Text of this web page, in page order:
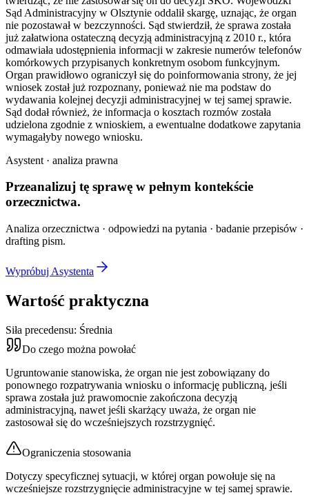
Sąd Administracyjny w Olsztynie oddalił skargę, uznając, że organ
nie pozostawał w bezczynności. Sąd stwierdził, że sprawa została
już załatwiona ostateczną decyzją administracyjną z 2010 r., która
odmawiała udostępnienia informacji w zakresie numerów telefonów
komórkowych przypisanych konkretnym osobom funkcyjnym.
Organ prawidłowo ograniczył się do poinformowania strony, że jej
wniosek został już rozpoznany, ponieważ nie ma podstaw do
wydawania kolejnej decyzji administracyjnej w tej samej sprawie.
Sąd dodał również, że informacja o kosztach rozmów została
udzielona zgodnie z wnioskiem, a ewentualne dodatkowe zapytania
wymagałyby nowego wniosku.
Asystent · analiza prawna
Przeanalizuj tę sprawę w pełnym kontekście
orzecznictwa.
Analiza orzecznictwa · odpowiedzi na pytania · badanie przepisów ·
drafting pism.
Wypróbuj Asystenta
Wartość praktyczna
Siła precedensu: Średnia
Do czego można powołać
Ugruntowanie stanowiska, że organ nie jest zobowiązany do
ponownego rozpatrywania wniosku o informację publiczną, jeśli
sprawa została już prawomocnie zakończona decyzją
administracyjną, nawet jeśli skarżący uważa, że organ nie
zastosował się do wcześniejszych rozstrzygnięć.
Ograniczenia stosowania
Dotyczy specyficznej sytuacji, w której organ powołuje się na
wcześniejsze rozstrzygnięcie administracyjne w tej samej sprawie.